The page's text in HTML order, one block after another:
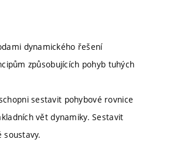
dynamického řešení
způsobujících pohyb tuhých
sestavit pohybové rovnice
vět dynamiky. Sestavit
soustavy.